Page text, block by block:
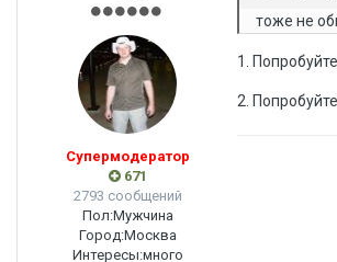
Супермодератор
671
2793 сообщений
Пол:Мужчина
Город:Москва
Интересы:много
тоже не
1.
2.